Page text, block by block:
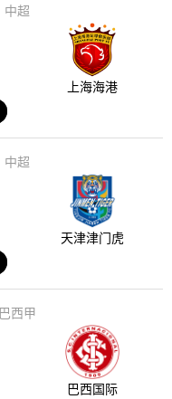
中超
上海海港
中超
天津津门虎
巴西甲
巴西国际